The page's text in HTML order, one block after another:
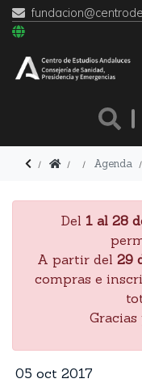
Agenda
Del 1 al 28
A partir del 29
compras e
05 oct 2017